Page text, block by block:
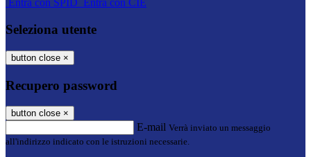
Entra con SPID Entra con CIE
Seleziona utente
button close ×
Recupero password
button close ×
E-mail Verrà inviato un messaggio
all'indirizzo indicato con le istruzioni necessarie.